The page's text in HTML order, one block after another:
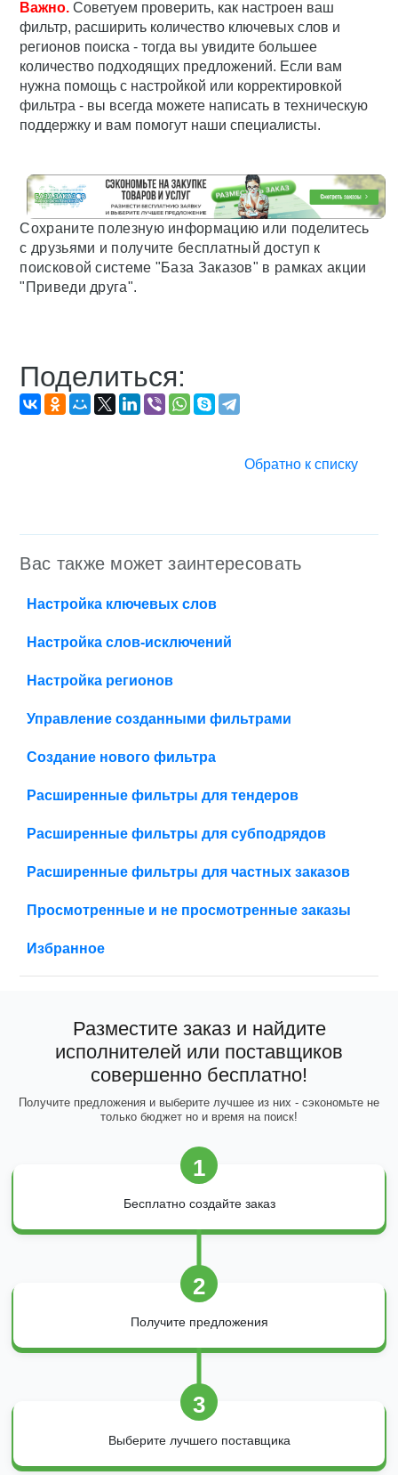
Важно. Советуем проверить, как настроен ваш
фильтр, расширить количество ключевых слов и
регионов поиска - тогда вы увидите большее
количество подходящих предложений. Если вам
нужна помощь с настройкой или корректировкой
фильтра - вы всегда можете написать в техническую
поддержку и вам помогут наши специалисты.
Сохраните полезную информацию или поделитесь
с друзьями и получите бесплатный доступ к
поисковой системе "База Заказов" в рамках акции
"Приведи друга".
Поделиться:
Обратно к списку
Вас также может заинтересовать
Настройка ключевых слов
Настройка слов-исключений
Настройка регионов
Управление созданными фильтрами
Создание нового фильтра
Расширенные фильтры для тендеров
Расширенные фильтры для субподрядов
Расширенные фильтры для частных заказов
Просмотренные и не просмотренные заказы
Избранное
Разместите заказ и найдите
исполнителей или поставщиков
совершенно бесплатно!
Получите предложения и выберите лучшее из них - сэкономьте не
только бюджет но и время на поиск!
1
Бесплатно создайте заказ
2
Получите предложения
3
Выберите лучшего поставщика